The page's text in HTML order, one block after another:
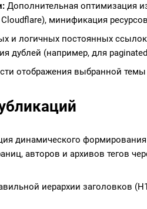
Дополнительная оптимизация
минификация
и логичных постоянных
дублей (например, для
отображения выбранной темы
динамического
авторов и архивов тегов
иерархии заголовков